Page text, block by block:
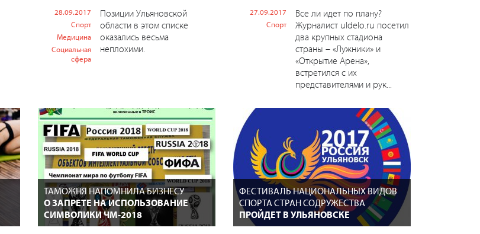
28.09.2017
Спорт
Медицина
Социальная
сфера
Позиции Ульяновской
области в этом списке
оказались весьма
неплохими.
27.09.2017
Спорт
Все ли идет по плану?
Журналист uldelo.ru посетил
два крупных стадиона
страны – «Лужники» и
«Открытие Арена»,
встретился с их
представителями и рук...
ТАМОЖНЯ НАПОМНИЛА БИЗНЕСУ
О ЗАПРЕТЕ НА ИСПОЛЬЗОВАНИЕ
СИМВОЛИКИ ЧМ-2018
ФЕСТИВАЛЬ НАЦИОНАЛЬНЫХ ВИДОВ
СПОРТА СТРАН СОДРУЖЕСТВА
ПРОЙДЕТ В УЛЬЯНОВСКЕ